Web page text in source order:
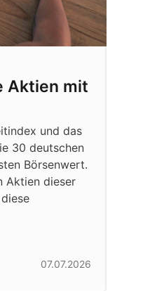
Aktien mit
und das
30 deutschen
Börsenwert.
Aktien dieser
07.07.2026